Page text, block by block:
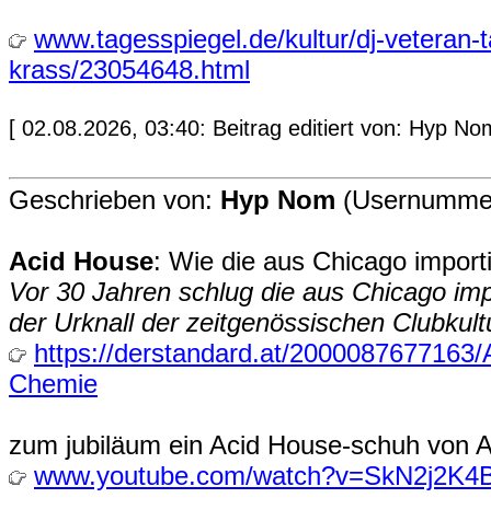
www.tagesspiegel.de/kultur/dj-
krass/23054648.html
[ 02.08.2026, 03:40: Beitrag editiert von: Hyp
Geschrieben von: Hyp Nom
Acid House: Wie die aus Chicago
Vor 30 Jahren schlug die aus Chicago
der Urknall der zeitgenössischen
https://derstandard.at/
Chemie
zum jubiläum ein Acid House-schuh von
www.youtube.com/